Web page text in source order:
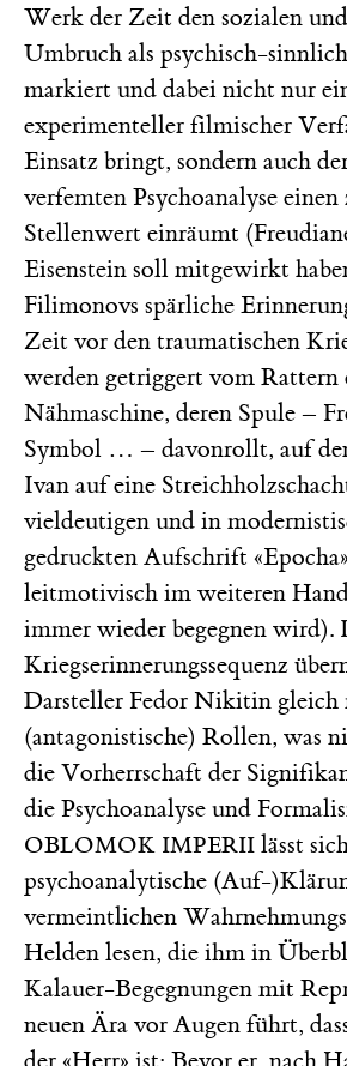
Werk der Zeit den sozialen
Umbruch als psychisch-
markiert und dabei nicht nur
experimenteller filmischer
Einsatz bringt, sondern auch
verfemten Psychoanalyse
Stellenwert einräumt
Eisenstein soll mitgewirkt
Filimonovs spärliche
Zeit vor den traumatischen
werden getriggert vom Rattern
Nähmaschine, deren Spule –
Symbol … – davonrollt, auf
Ivan auf eine
vieldeutigen und in
gedruckten Aufschrift
leitmotivisch im weiteren
immer wieder begegnen wird).
Kriegserinnerungssequenz
Darsteller Fedor Nikitin gleich
(antagonistische) Rollen, was
die Vorherrschaft der
die Psychoanalyse und
OBLOMOK IMPERII lässt
psychoanalytische (Auf-
vermeintlichen
Helden lesen, die ihm in
Kalauer-Begegnungen mit
neuen Ära vor Augen führt,